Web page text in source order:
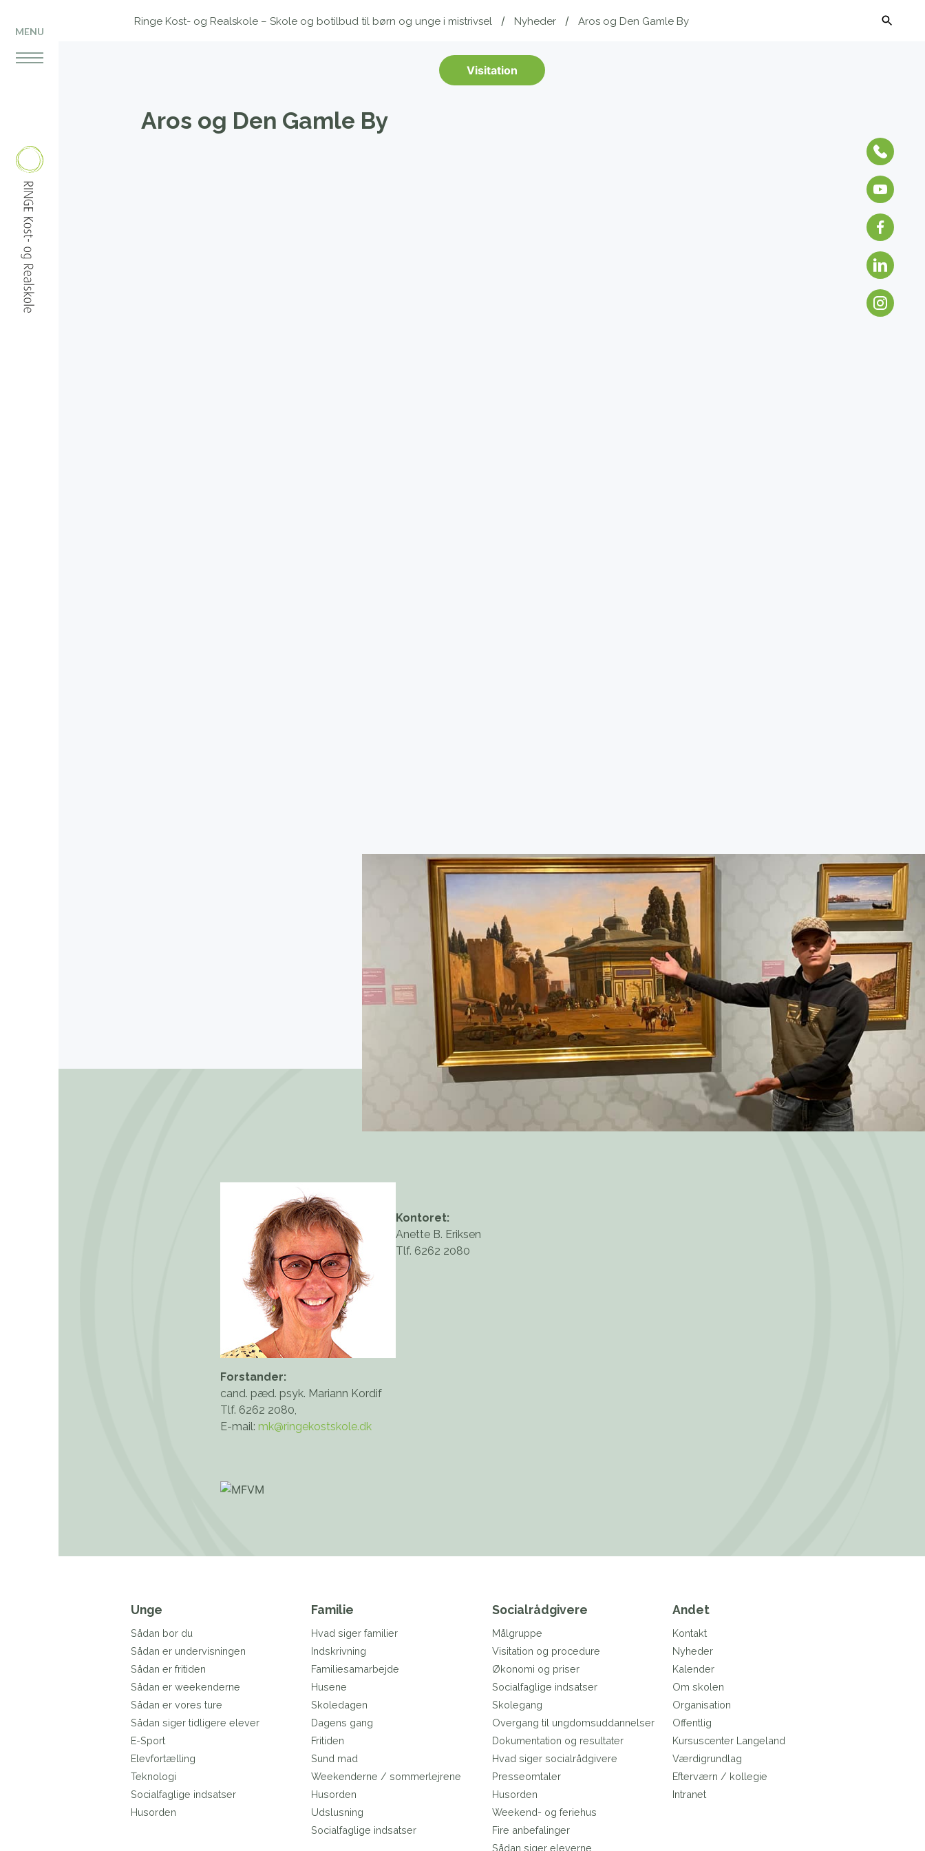
MENU
Ringe Kost- og Realskole – Skole og botilbud til børn og unge i mistrivsel Nyheder Aros og Den Gamle By
Visitation
Aros og Den Gamle By
Forstander:
cand. pæd. psyk. Mariann Kordif
Tlf. 6262 2080,
E-mail: mk@ringekostskole.dk
Kontoret:
Anette B. Eriksen
Tlf. 6262 2080
Unge
Sådan bor du
Sådan er undervisningen
Sådan er fritiden
Sådan er weekenderne
Sådan er vores ture
Sådan siger tidligere elever
E-Sport
Elevfortælling
Teknologi
Socialfaglige indsatser
Husorden
Familie
Hvad siger familier
Indskrivning
Familiesamarbejde
Husene
Skoledagen
Dagens gang
Fritiden
Sund mad
Weekenderne / sommerlejrene
Husorden
Udslusning
Socialfaglige indsatser
Socialrådgivere
Målgruppe
Visitation og procedure
Økonomi og priser
Socialfaglige indsatser
Skolegang
Overgang til ungdomsuddannelser
Dokumentation og resultater
Hvad siger socialrådgivere
Presseomtaler
Husorden
Weekend- og feriehus
Fire anbefalinger
Sådan siger eleverne
Andet
Kontakt
Nyheder
Kalender
Om skolen
Organisation
Offentlig
Kursuscenter Langeland
Værdigrundlag
Efterværn / kollegie
Intranet